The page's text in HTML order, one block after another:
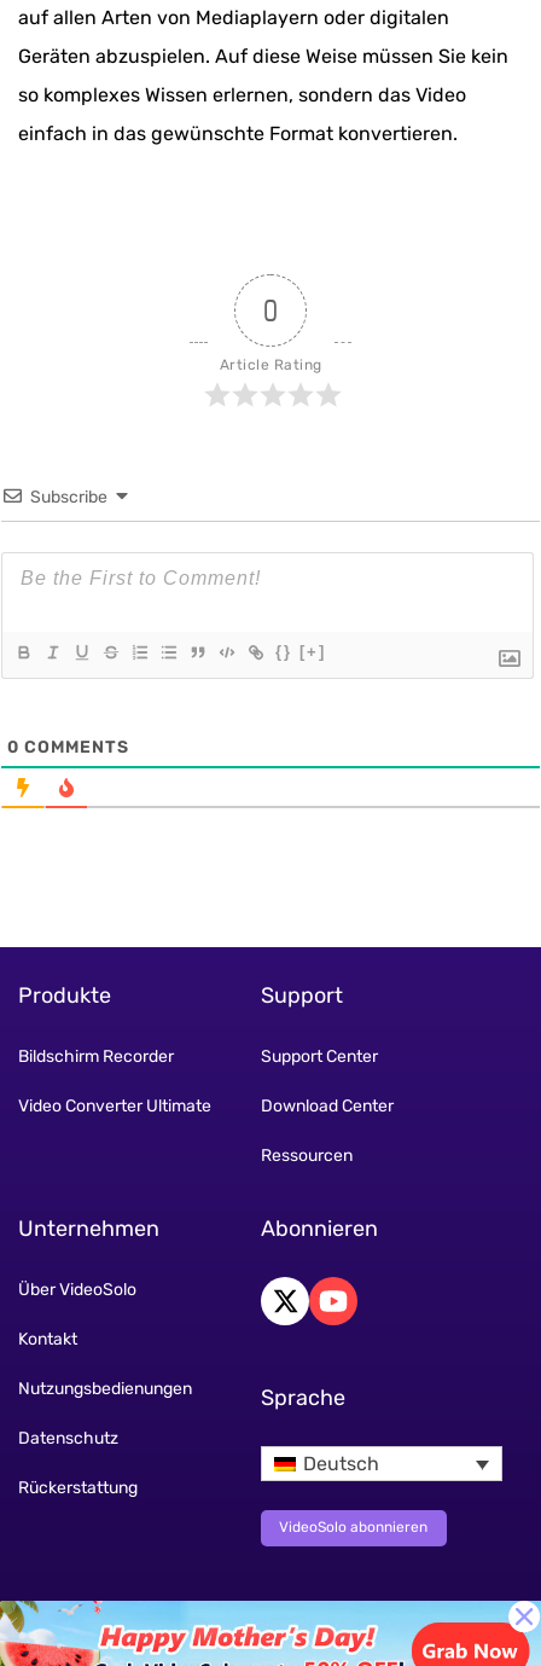
auf allen Arten von Mediaplayern oder digitalen
Geräten abzuspielen. Auf diese Weise müssen Sie kein
so komplexes Wissen erlernen, sondern das Video
einfach in das gewünschte Format konvertieren.
0
Article Rating
Subscribe
{} [+]
0 COMMENTS
Produkte
Bildschirm Recorder
Video Converter Ultimate
Support
Support Center
Download Center
Ressourcen
Unternehmen
Über VideoSolo
Kontakt
Nutzungsbedienungen
Datenschutz
Rückerstattung
Abonnieren
Sprache
Deutsch
VideoSolo abonnieren